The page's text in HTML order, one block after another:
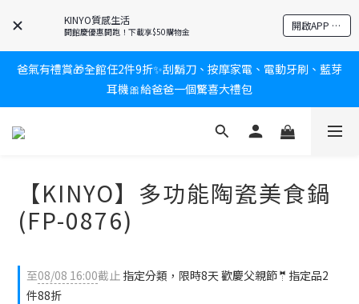
KINYO質感生活
開館慶優惠開跑！下載享$50購物金 開啟APP 享隱藏優惠
新會員送$100購物金✨再享消費回饋無極限
新會員送$100購物金✨再享消費回饋無極限
爸氣有禮賞🎁全館任2件9折✨刮鬍刀、按摩家電、電動牙刷、藍芽
耳機🎀給爸爸一個驚喜大禮包
炎熱夏日救星☀️秒凍扇登場💙半導體製冷 x 微米級冰霧，一秒開
新會員送$100購物金✨再享消費回饋無極限
【KINYO】多功能陶瓷美食鍋
(FP-0876)
至08/08 16:00截止 指定分類，限時8天 歡慶父親節🤵指定品2
件88折